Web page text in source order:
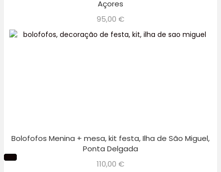
Açores
95,00 €
Bolofofos Menina + mesa, kit festa, Ilha de São Miguel,
Ponta Delgada
110,00 €